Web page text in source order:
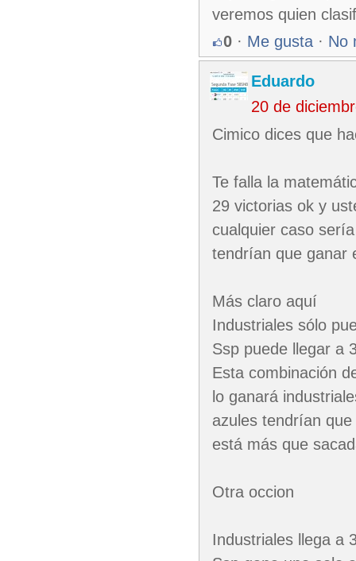
veremos quien
0 · Me gusta · No
Eduardo
20 de
Cimico dices que
Te falla la
29 victorias ok y
cualquier caso
tendrían que ganar
Más claro aquí
Industriales sólo
Ssp puede llegar a
Esta combinación
lo ganará
azules tendrían
está más que
Otra occion
Industriales llega a